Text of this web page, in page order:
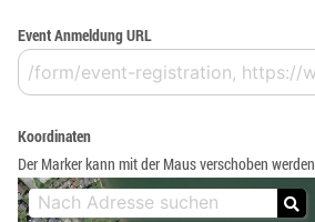
Event Anmeldung URL
Koordinaten
Der Marker kann mit der Maus verschoben werden